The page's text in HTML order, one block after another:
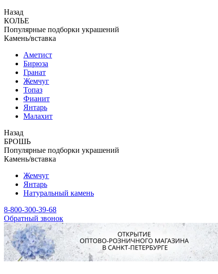
Назад
КОЛЬЕ
Популярные подборки украшений
Камень/вставка
Аметист
Бирюза
Гранат
Жемчуг
Топаз
Фианит
Янтарь
Малахит
Назад
БРОШЬ
Популярные подборки украшений
Камень/вставка
Жемчуг
Янтарь
Натуральный камень
8-800-300-39-68
Обратный звонок